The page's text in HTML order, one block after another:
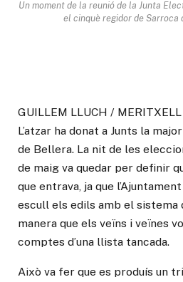
Un moment de la reunió de la Junta
el cinquè regidor de Sarroca
GUILLEM LLUCH /
L’atzar ha donat a Junts la
de Bellera. La nit de les
de maig va quedar per definir
que entrava, ja que
escull els edils amb el
manera que els veïns i veïnes
comptes d’una llista tancada.
Això va fer que es produís un